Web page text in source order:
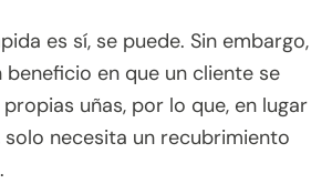
es sí, se puede. Sin embargo,
beneficio en que un cliente se
uñas, por lo que, en lugar
solo necesita un recubrimiento